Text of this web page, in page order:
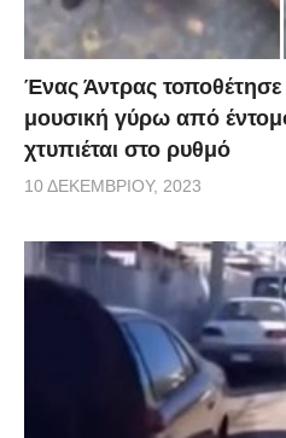
Ένας Άντρας τοποθέτησε
μουσική γύρω από
χτυπιέται στο ρυθμό
10 ΔΕΚΕΜΒΡΊΟΥ, 2023